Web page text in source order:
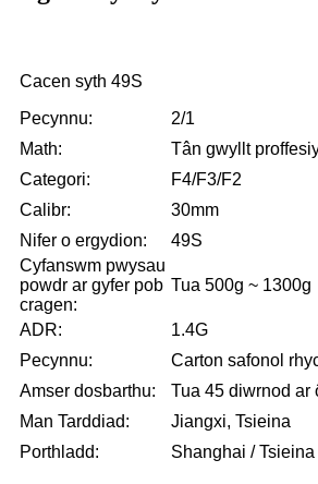
Cacen syth 49S
Pecynnu:
2/1
Math:
Tân gwyllt
Categori:
F4/F3/F2
Calibr:
30mm
Nifer o ergydion:
49S
Cyfanswm pwysau
powdr ar gyfer pob
cragen:
Tua 500g ~ 1300g
ADR:
1.4G
Pecynnu:
Carton safonol
Amser dosbarthu:
Tua 45 diwrnod ar
Man Tarddiad:
Jiangxi, Tsieina
Porthladd:
Shanghai / Tsieina